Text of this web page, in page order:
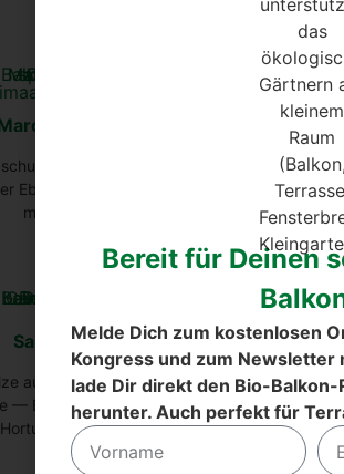
Schmidt
auf loka­ler und
Ebe­ne — Begrü­nung
mit Trö­gen
Ramo­na
Gehöl­ze im
Dach­ter­ras­se —
von
Sarah Beck
auf Bal­kon und Ter­
— Erfah­run­gen vom
Hor­tus Mira­cu­li­na
Alex­an­dra
Gehöl­ze im Kübel
ten und auf der
Bereit für Deinen
Melde Dich zum kostenlosen
Kongress und zum Newsletter
lade Dir direkt den Bio-
herunter. Auch perfekt für